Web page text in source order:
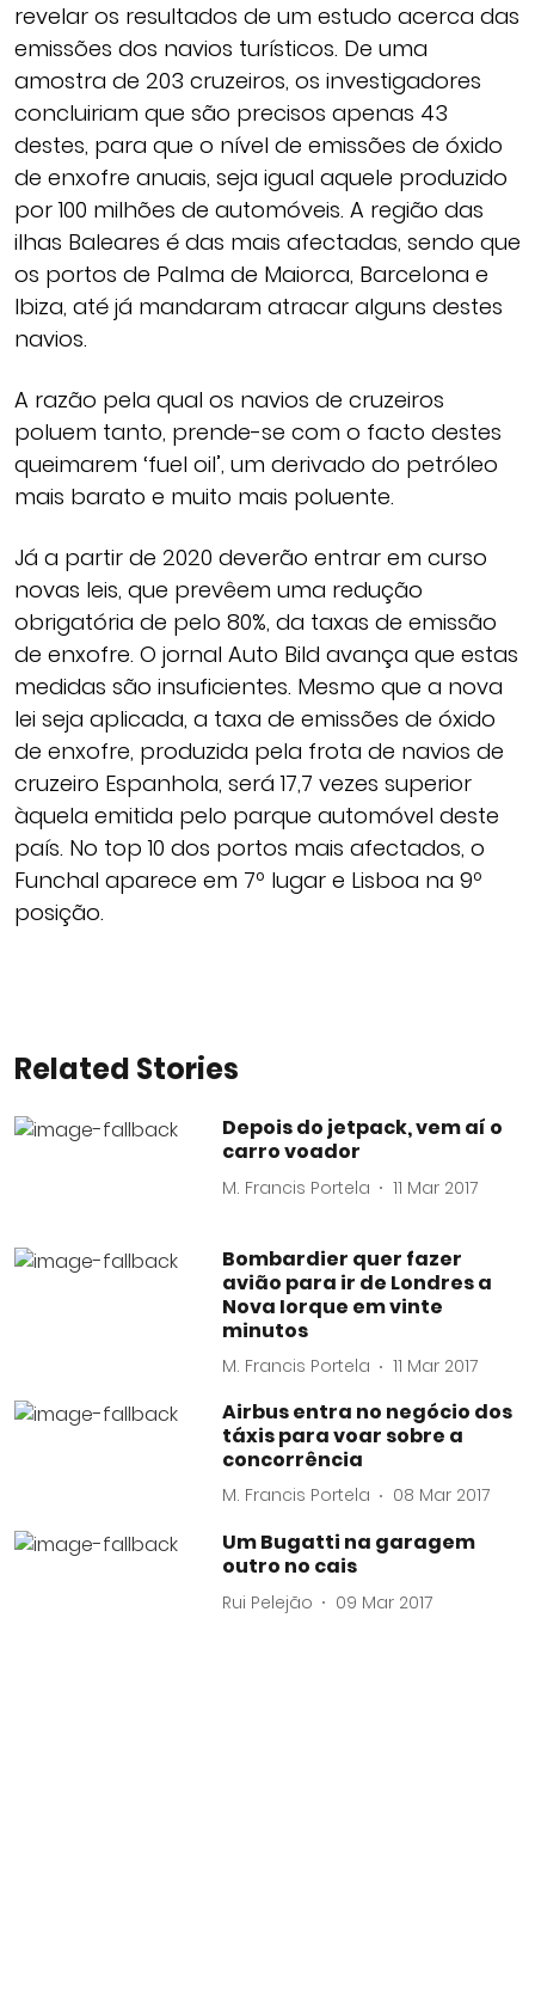
revelar os resultados de um estudo acerca das
emissões dos navios turísticos. De uma
amostra de 203 cruzeiros, os investigadores
concluiriam que são precisos apenas 43
destes, para que o nível de emissões de óxido
de enxofre anuais, seja igual aquele produzido
por 100 milhões de automóveis. A região das
ilhas Baleares é das mais afectadas, sendo que
os portos de Palma de Maiorca, Barcelona e
Ibiza, até já mandaram atracar alguns destes
navios.
A razão pela qual os navios de cruzeiros
poluem tanto, prende-se com o facto destes
queimarem ‘fuel oil’, um derivado do petróleo
mais barato e muito mais poluente.
Já a partir de 2020 deverão entrar em curso
novas leis, que prevêem uma redução
obrigatória de pelo 80%, da taxas de emissão
de enxofre. O jornal Auto Bild avança que estas
medidas são insuficientes. Mesmo que a nova
lei seja aplicada, a taxa de emissões de óxido
de enxofre, produzida pela frota de navios de
cruzeiro Espanhola, será 17,7 vezes superior
àquela emitida pelo parque automóvel deste
país. No top 10 dos portos mais afectados, o
Funchal aparece em 7º lugar e Lisboa na 9º
posição.
Related Stories
Depois do jetpack, vem aí o
carro voador
M. Francis Portela 11 Mar 2017
Bombardier quer fazer
avião para ir de Londres a
Nova Iorque em vinte
minutos
M. Francis Portela 11 Mar 2017
Airbus entra no negócio dos
táxis para voar sobre a
concorrência
M. Francis Portela 08 Mar 2017
Um Bugatti na garagem
outro no cais
Rui Pelejão 09 Mar 2017